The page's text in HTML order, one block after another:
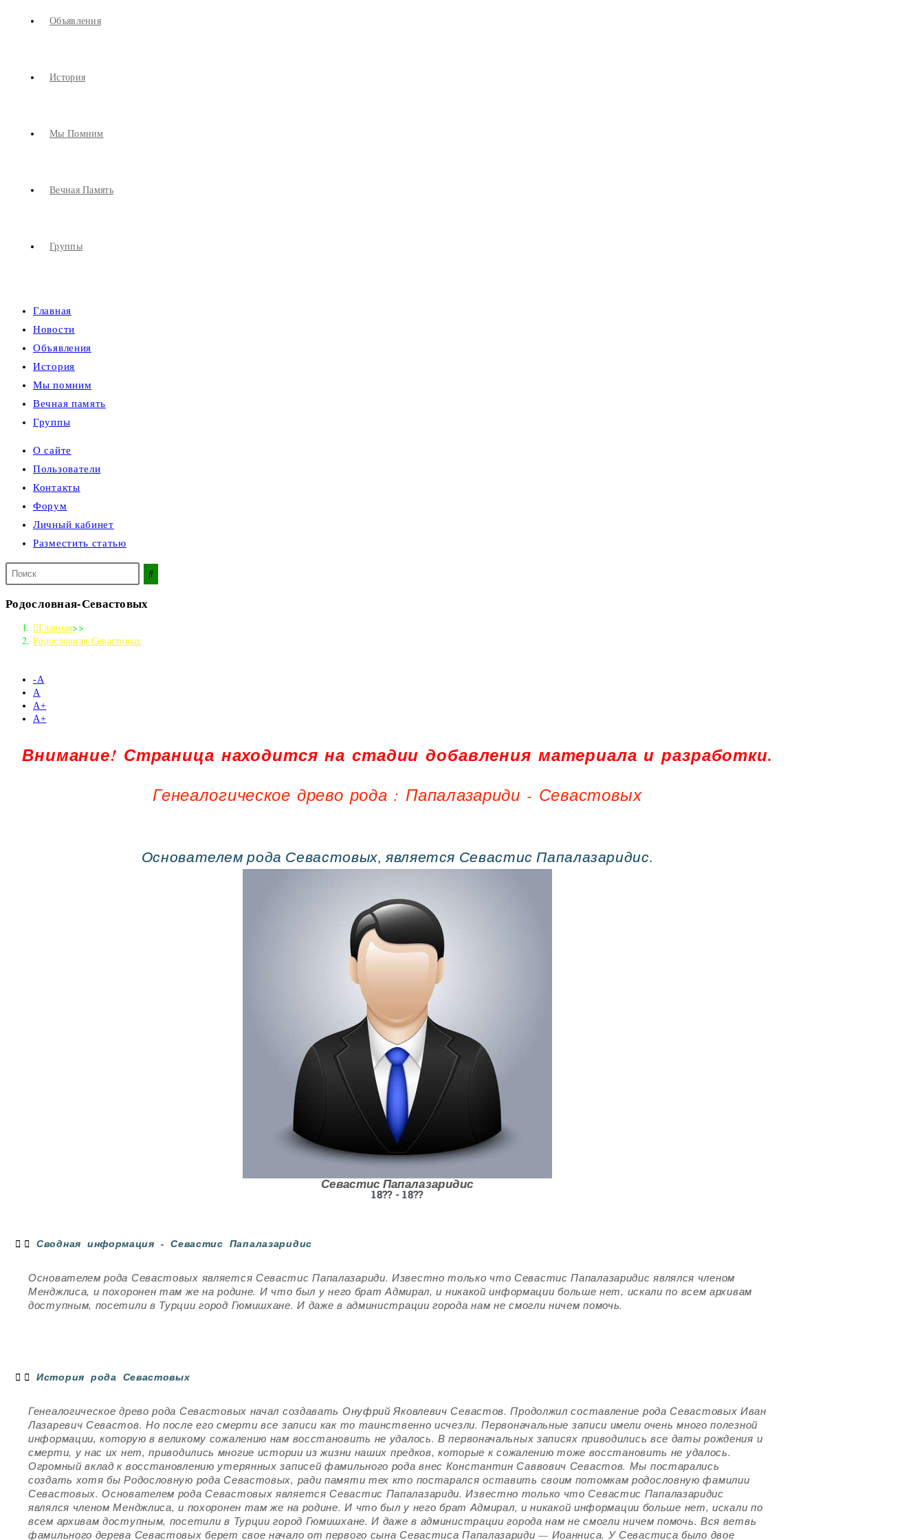
Объявления
История
Мы Помним
Вечная Память
Группы
Главная
Новости
Объявления
История
Мы помним
Вечная память
Группы
О сайте
Пользователи
Контакты
Форум
Личный кабинет
Разместить статью
Поиск
на
Родословная-Севастовых
Главная>>
Родословная-Севастовых
-А
А
А+
А+
Внимание! Страница находится на стадии добавления материала и разработки.
Генеалогическое древо рода : Папалазариди - Севастовых
Основателем рода Севастовых, является Севастис Папалазаридис.
Севастис Папалазаридис
18?? - 18??
Сводная информация - Севастис Папалазаридис
Основателем рода Севастовых является Севастис Папалазариди. Известно только что Севастис Папалазаридис являлся членом
Менджлиса, и похоронен там же на родине. И что был у него брат Адмирал, и никакой информации больше нет, искали по всем архивам
доступным, посетили в Турции город Гюмишхане. И даже в администрации города нам не смогли ничем помочь.
История рода Севастовых
Генеалогическое древо рода Севастовых начал создавать Онуфрий Яковлевич Севастов. Продолжил составление рода Севастовых Иван
Лазаревич Севастов. Но после его смерти все записи как то таинственно исчезли. Первоначальные записи имели очень много полезной
информации, которую в великому сожалению нам восстановить не удалось. В первоначальных записях приводились все даты рождения и
смерти, у нас их нет, приводились многие истории из жизни наших предков, которые к сожалению тоже восстановить не удалось.
Огромный вклад к восстановлению утерянных записей фамильного рода внес Константин Саввович Севастов. Мы постарались
создать хотя бы Родословную рода Севастовых, ради памяти тех кто постарался оставить своим потомкам родословную фамилии
Севастовых. Основателем рода Севастовых является Севастис Папалазариди. Известно только что Севастис Папалазаридис
являлся членом Менджлиса, и похоронен там же на родине. И что был у него брат Адмирал, и никакой информации больше нет, искали по
всем архивам доступным, посетили в Турции город Гюмишхане. И даже в администрации города нам не смогли ничем помочь. Вся ветвь
фамильного дерева Севастовых берет свое начало от первого сына Севастиса Папалазариди — Иоанниса. У Севастиса было двое